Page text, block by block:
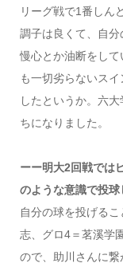
リーグ戦で1番しん
調子は良くて、自分
慢心とか油断をし
も一切劣らないス
したというか。六
ちになりました。
ーー明大2回戦では
のような意識で投球
自分の球を投げる
志、グロ4＝茗溪学
ので、助川さんに